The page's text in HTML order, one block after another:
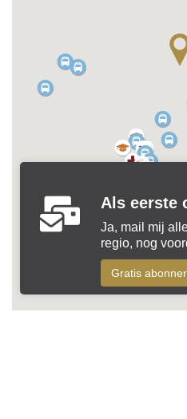
Als eerste
Ja, mail mij
regio, nog
Gratis